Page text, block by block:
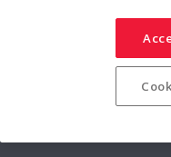
Insights técnicos
Política de Mídias Sociais